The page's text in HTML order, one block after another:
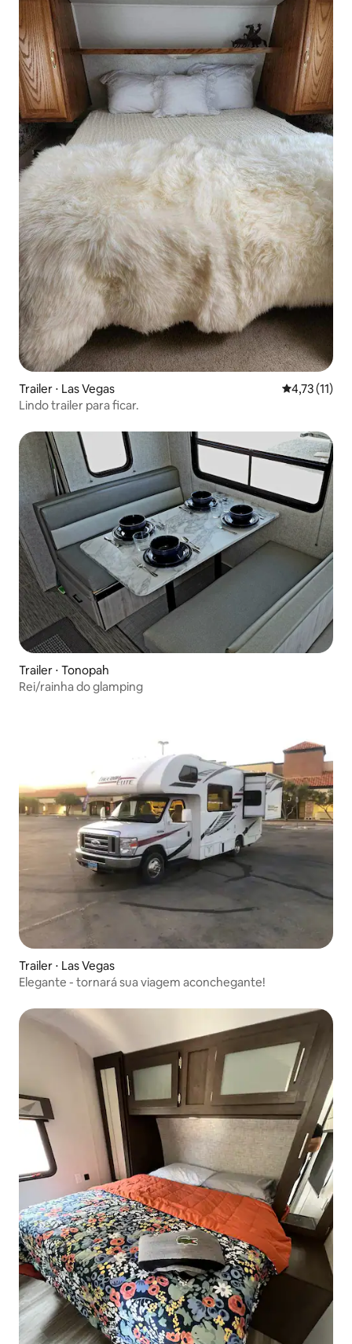
Trailer ⋅ Las Vegas 4,73 de uma
4,73 (11)
Lindo trailer para ficar.
Trailer ⋅ Tonopah
Rei/rainha do glamping
Trailer ⋅ Las Vegas
Elegante - tornará sua viagem aconchegante!